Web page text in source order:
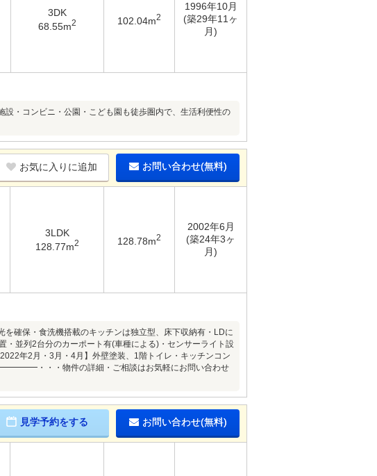
3DK
68.55m2 102.04m2
1996年10月
(築29年11ヶ
月)
・コンビニ・公園・こども園も徒歩圏内で、生活利便性の
お気に入りに追加 お問い合わせ(無料)
3LDK
128.77m2 128.78m2
2002年6月
(築24年3ヶ
月)
確保・食洗機搭載のキッチンは独立型、床下収納有・LDに
・並列2台分のカーポート有(車種による)・センサーライト設
年2月・3月・4月】外壁塗装、1階トイレ・キッチンコン
・・・物件の詳細・ご相談はお気軽にお問い合わせ
見学予約をする お問い合わせ(無料)